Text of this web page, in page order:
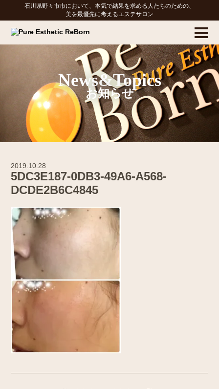
石川県野々市市において、本気で結果を求める人たちのための、
美を最優先に考えるエステサロン
News&Topics
お知らせ
2019.10.28
5DC3E187-0DB3-49A6-A568-
DCDE2B6C4845